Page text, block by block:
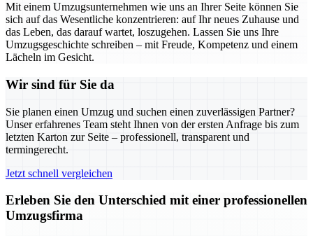
Mit einem Umzugsunternehmen wie uns an Ihrer Seite können Sie
sich auf das Wesentliche konzentrieren: auf Ihr neues Zuhause und
das Leben, das darauf wartet, loszugehen. Lassen Sie uns Ihre
Umzugsgeschichte schreiben – mit Freude, Kompetenz und einem
Lächeln im Gesicht.
Wir sind für Sie da
Sie planen einen Umzug und suchen einen zuverlässigen Partner?
Unser erfahrenes Team steht Ihnen von der ersten Anfrage bis zum
letzten Karton zur Seite – professionell, transparent und
termingerecht.
Jetzt schnell vergleichen
Erleben Sie den Unterschied mit einer professionellen
Umzugsfirma